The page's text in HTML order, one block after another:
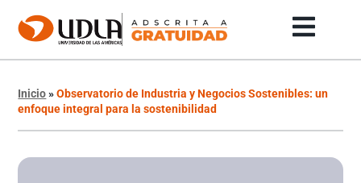
Inicio»Observatorio de Industria y Negocios Sostenibles: un
enfoque integral para la sostenibilidad